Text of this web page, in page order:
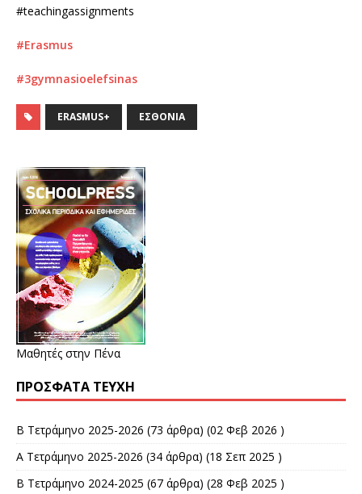
#teachingassignments
#Erasmus
#3gymnasioelefsinas
ERASMUS+ ΕΣΘΟΝΊΑ
Μαθητές στην Πένα
ΠΡΌΣΦΑΤΑ ΤΕΎΧΗ
Β Τετράμηνο 2025-2026 (73 άρθρα) (02 Φεβ 2026 )
Α Τετράμηνο 2025-2026 (34 άρθρα) (18 Σεπ 2025 )
Β Τετράμηνο 2024-2025 (67 άρθρα) (28 Φεβ 2025 )